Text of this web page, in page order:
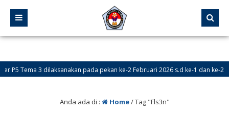
Tema 3 dilaksanakan pada pekan ke-2 Februari 2026 s.d ke-1 dan ke-2
Anda ada di : Home/Tag "Fls3n"